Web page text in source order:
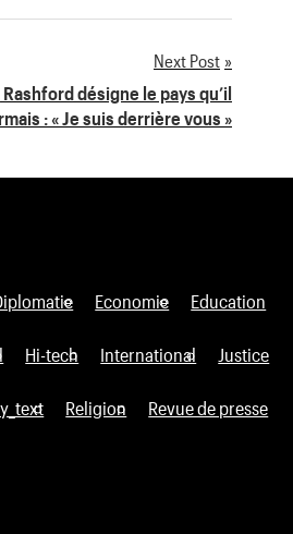
Next Post
désigne le pays qu’il
: « Je suis derrière vous »
Economie Education
Hi-tech International Justice
Religion Revue de presse